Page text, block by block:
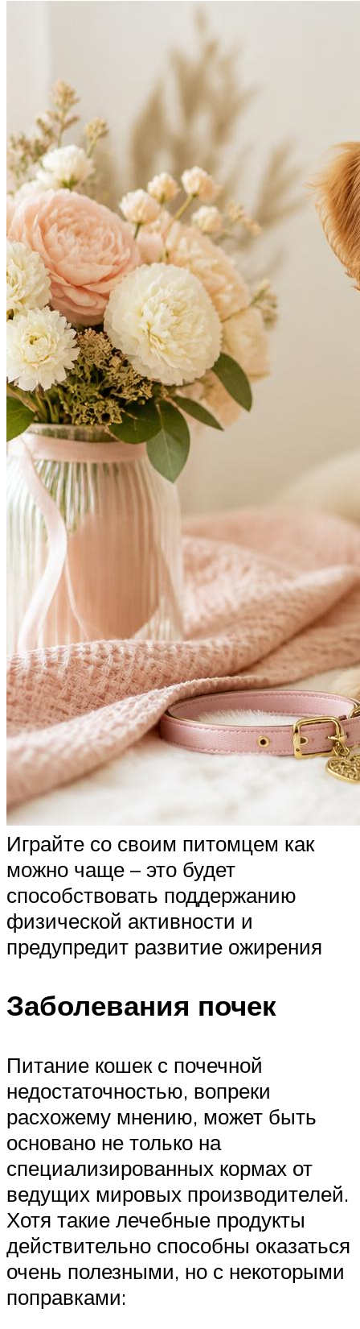
Играйте со своим питомцем как
можно чаще – это будет
способствовать поддержанию
физической активности и
предупредит развитие ожирения
Заболевания почек
Питание кошек с почечной
недостаточностью, вопреки
расхожему мнению, может быть
основано не только на
специализированных кормах от
ведущих мировых производителей.
Хотя такие лечебные продукты
действительно способны оказаться
очень полезными, но с некоторыми
поправками: